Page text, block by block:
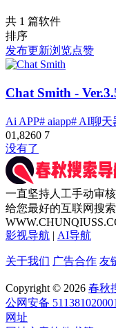
共 1 篇软件
排序
发布更新浏览点赞
Chat Smith -
Ai APP# aiapp# AI聊天
01,8260 7
没有了
一直坚持人工手动审
给您最好的互联网搜
影视导航 | AI导航
关于我们 广告合作 友
Copyright © 2026 春秋
公网安备
网址